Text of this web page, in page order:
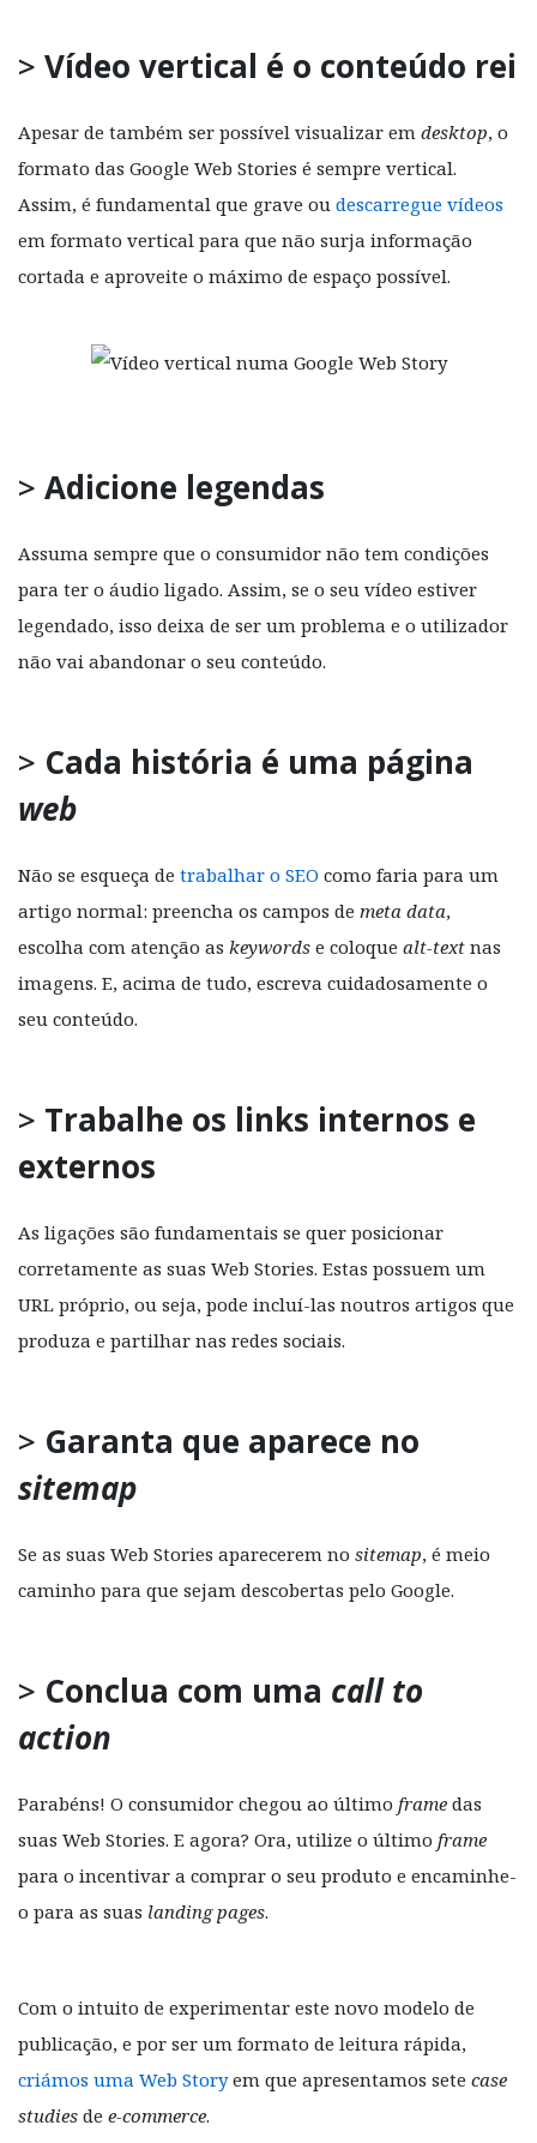
> Vídeo vertical é o conteúdo rei
Apesar de também ser possível visualizar em desktop, o
formato das Google Web Stories é sempre vertical.
Assim, é fundamental que grave ou descarregue vídeos
em formato vertical para que não surja informação
cortada e aproveite o máximo de espaço possível.
> Adicione legendas
Assuma sempre que o consumidor não tem condições
para ter o áudio ligado. Assim, se o seu vídeo estiver
legendado, isso deixa de ser um problema e o utilizador
não vai abandonar o seu conteúdo.
> Cada história é uma página
web
Não se esqueça de trabalhar o SEO como faria para um
artigo normal: preencha os campos de meta data,
escolha com atenção as keywords e coloque alt-text nas
imagens. E, acima de tudo, escreva cuidadosamente o
seu conteúdo.
> Trabalhe os links internos e
externos
As ligações são fundamentais se quer posicionar
corretamente as suas Web Stories. Estas possuem um
URL próprio, ou seja, pode incluí-las noutros artigos que
produza e partilhar nas redes sociais.
> Garanta que aparece no
sitemap
Se as suas Web Stories aparecerem no sitemap, é meio
caminho para que sejam descobertas pelo Google.
> Conclua com uma call to
action
Parabéns! O consumidor chegou ao último frame das
suas Web Stories. E agora? Ora, utilize o último frame
para o incentivar a comprar o seu produto e encaminhe-
o para as suas landing pages.
Com o intuito de experimentar este novo modelo de
publicação, e por ser um formato de leitura rápida,
criámos uma Web Storyem que apresentamos sete case
studies de e-commerce.